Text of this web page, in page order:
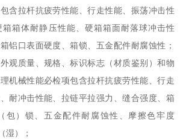
含拉杆抗疲劳性能、行走性能、振荡冲击性
箱体耐静压性能、硬箱箱面耐落球冲击性
铝口表面硬度、箱锁、五金配件耐腐蚀性；
观质量、规格、标识标志（材质鉴别）和物
机械性能必检项包含拉杆抗疲劳性能、行走
耐冲击性能、拉链平拉强力、缝合强度、箱
包）锁、五金配件耐腐蚀性、摩擦色牢度
湿）；